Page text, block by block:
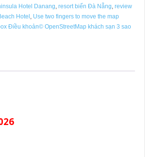
Hotel Danang,resort biển Đà Nẵng,review
Hotel , Use two fingers to move the map
Điều khoản© OpenStreetMap khách sạn 3 sao